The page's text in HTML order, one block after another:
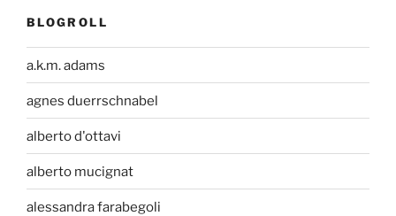
BLOGROLL
a.k.m. adams
agnes duerrschnabel
alberto d'ottavi
alberto mucignat
alessandra farabegoli